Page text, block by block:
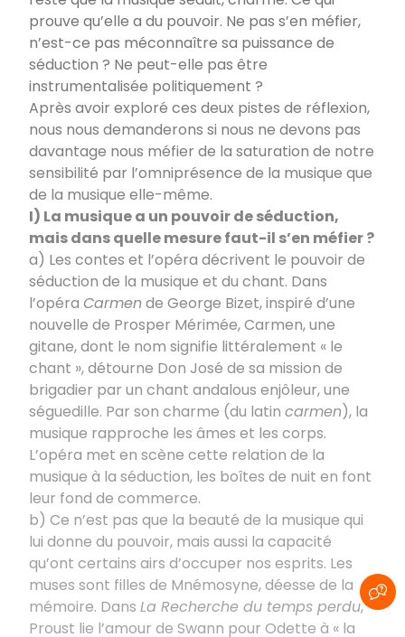
prouve qu’elle a du pouvoir. Ne pas s’en méfier,
n’est-ce pas méconnaître sa puissance de
séduction ? Ne peut-elle pas être
instrumentalisée politiquement ?
Après avoir exploré ces deux pistes de réflexion,
nous nous demanderons si nous ne devons pas
davantage nous méfier de la saturation de notre
sensibilité par l’omniprésence de la musique que
de la musique elle-même.
I) La musique a un pouvoir de séduction,
mais dans quelle mesure faut-il s’en méfier ?
a) Les contes et l’opéra décrivent le pouvoir de
séduction de la musique et du chant. Dans
l’opéra Carmende George Bizet, inspiré d’une
nouvelle de Prosper Mérimée, Carmen, une
gitane, dont le nom signifie littéralement « le
chant », détourne Don José de sa mission de
brigadier par un chant andalous enjôleur, une
séguedille. Par son charme (du latin carmen), la
musique rapproche les âmes et les corps.
L’opéra met en scène cette relation de la
musique à la séduction, les boîtes de nuit en font
leur fond de commerce.
b) Ce n’est pas que la beauté de la musique qui
lui donne du pouvoir, mais aussi la capacité
qu’ont certains airs d’occuper nos esprits. Les
muses sont filles de Mnémosyne, déesse de la
mémoire. Dans La Recherche du temps perdu,
Proust lie l’amour de Swann pour Odette à « la